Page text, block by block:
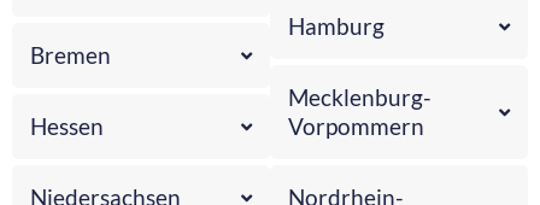
Bremen
Hessen
Niedersachsen
Hamburg
Mecklenburg-
Vorpommern
Nordrhein-